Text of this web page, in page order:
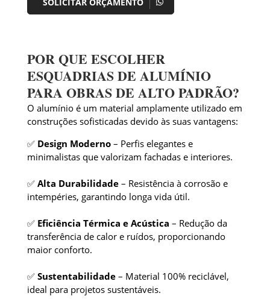
POR QUE ESCOLHER
ESQUADRIAS DE ALUMÍNIO
PARA OBRAS DE ALTO PADRÃO?
O alumínio é um material amplamente utilizado em
construções sofisticadas devido às suas vantagens:
✅ Design Moderno– Perfis elegantes e
minimalistas que valorizam fachadas e interiores.
✅ Alta Durabilidade– Resistência à corrosão e
intempéries, garantindo longa vida útil.
✅ Eficiência Térmica e Acústica – Redução da
transferência de calor e ruídos, proporcionando
maior conforto.
✅ Sustentabilidade– Material 100% reciclável,
ideal para projetos sustentáveis.